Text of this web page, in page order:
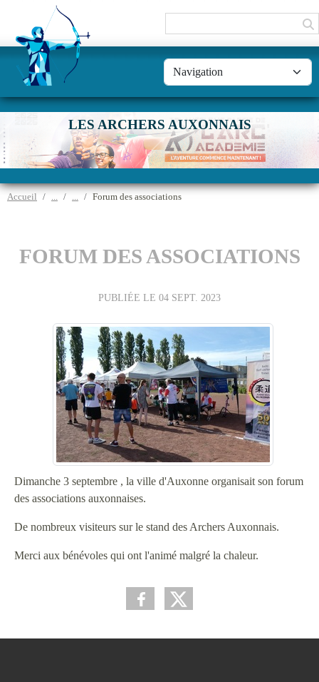
LES ARCHERS AUXONNAIS
Accueil Forum des associations
FORUM DES ASSOCIATIONS
PUBLIÉE LE 04 SEPT. 2023
Dimanche 3 septembre , la ville d'Auxonne organisait son forum
des associations auxonnaises.
De nombreux visiteurs sur le stand des Archers Auxonnais.
Merci aux bénévoles qui ont l'animé malgré la chaleur.
Panneau de gestion des cookies